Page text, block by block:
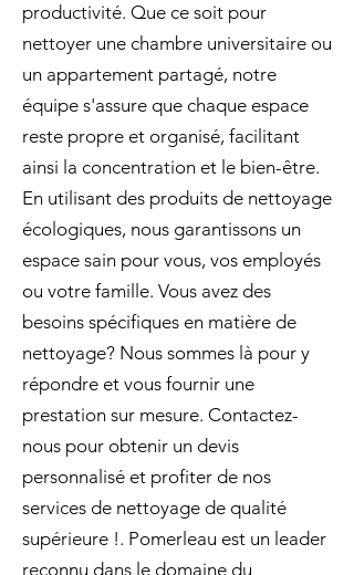
productivité. Que ce soit pour
nettoyer une chambre universitaire ou
un appartement partagé, notre
équipe s'assure que chaque espace
reste propre et organisé, facilitant
ainsi la concentration et le bien-être.
En utilisant des produits de nettoyage
écologiques, nous garantissons un
espace sain pour vous, vos employés
ou votre famille. Vous avez des
besoins spécifiques en matière de
nettoyage? Nous sommes là pour y
répondre et vous fournir une
prestation sur mesure. Contactez-
nous pour obtenir un devis
personnalisé et profiter de nos
services de nettoyage de qualité
supérieure !. Pomerleau est un leader
reconnu dans le domaine du